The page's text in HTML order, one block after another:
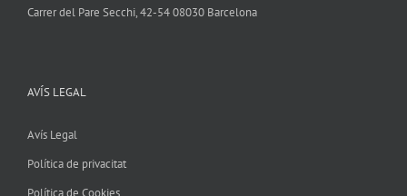
Carrer del Pare Secchi, 42-54 08030 Barcelona
AVÍS LEGAL
Avís Legal
Política de privacitat
Política de Cookies